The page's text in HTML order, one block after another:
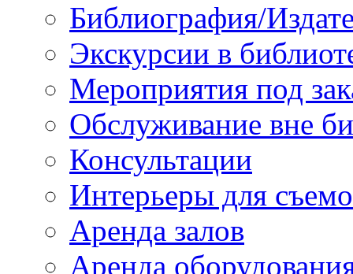
Библиография/
Экскурсии в
Мероприятия под
Обслуживание вне
Консультации
Интерьеры для
Аренда залов
Аренда